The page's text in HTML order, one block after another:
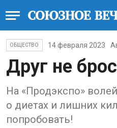
ОБЩЕСТВО 14 февраля 2023
Друг не
На «Продэкспо»
о диетах и лишних
попробовать!